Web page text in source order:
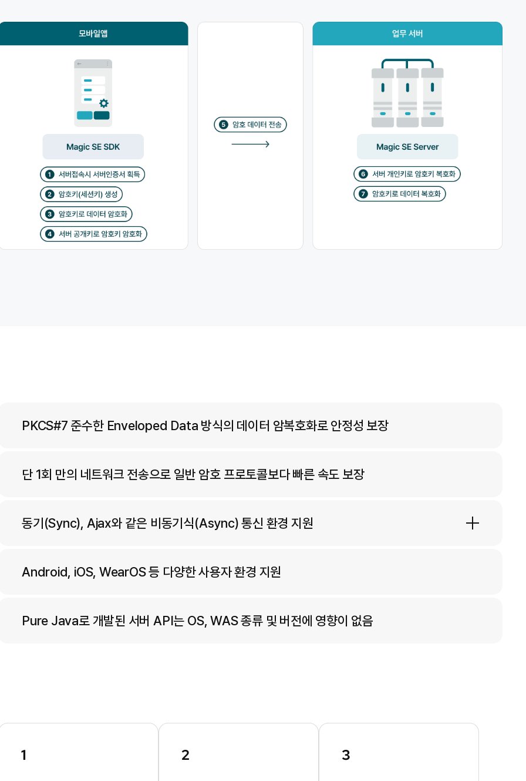
PKCS#7 준수한 Enveloped Data 방식의 데이터 암복호화로 안정성 보장
단 1회 만의 네트워크 전송으로 일반 암호 프로토콜보다 빠른 속도 보장
동기(Sync), Ajax와 같은 비동기식(Async) 통신 환경 지원
Android, iOS, WearOS 등 다양한 사용자 환경 지원
Pure Java로 개발된 서버 API는 OS, WAS 종류 및 버전에 영향이 없음
1 2 3